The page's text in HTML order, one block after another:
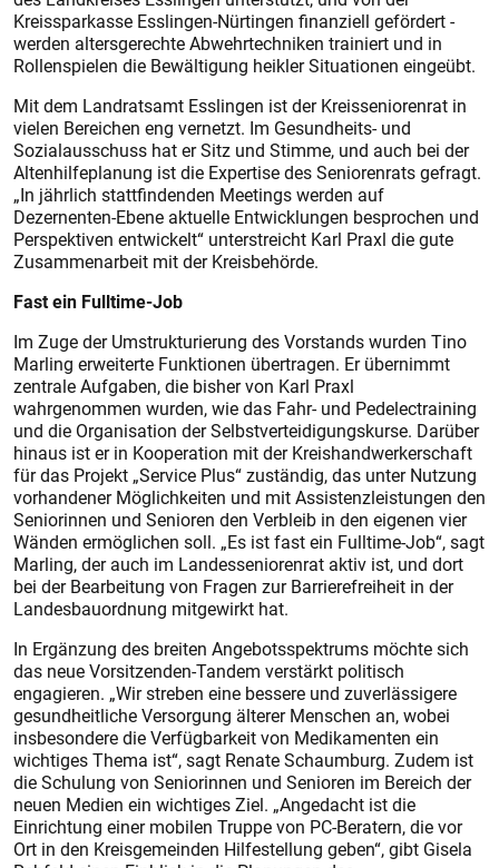
Kreissparkasse Esslingen-Nürtingen finanziell gefördert -
werden altersgerechte Abwehrtechniken trainiert und in
Rollenspielen die Bewältigung heikler Situationen eingeübt.
Mit dem Landratsamt Esslingen ist der Kreisseniorenrat in
vielen Bereichen eng vernetzt. Im Gesundheits- und
Sozialausschuss hat er Sitz und Stimme, und auch bei der
Altenhilfeplanung ist die Expertise des Seniorenrats gefragt.
„In jährlich stattfindenden Meetings werden auf
Dezernenten-Ebene aktuelle Entwicklungen besprochen und
Perspektiven entwickelt“ unterstreicht Karl Praxl die gute
Zusammenarbeit mit der Kreisbehörde.
Fast ein Fulltime-Job
Im Zuge der Umstrukturierung des Vorstands wurden Tino
Marling erweiterte Funktionen übertragen. Er übernimmt
zentrale Aufgaben, die bisher von Karl Praxl
wahrgenommen wurden, wie das Fahr- und Pedelectraining
und die Organisation der Selbstverteidigungskurse. Darüber
hinaus ist er in Kooperation mit der Kreishandwerkerschaft
für das Projekt „Service Plus“ zuständig, das unter Nutzung
vorhandener Möglichkeiten und mit Assistenzleistungen den
Seniorinnen und Senioren den Verbleib in den eigenen vier
Wänden ermöglichen soll. „Es ist fast ein Fulltime-Job“, sagt
Marling, der auch im Landesseniorenrat aktiv ist, und dort
bei der Bearbeitung von Fragen zur Barrierefreiheit in der
Landesbauordnung mitgewirkt hat.
In Ergänzung des breiten Angebotsspektrums möchte sich
das neue Vorsitzenden-Tandem verstärkt politisch
engagieren. „Wir streben eine bessere und zuverlässigere
gesundheitliche Versorgung älterer Menschen an, wobei
insbesondere die Verfügbarkeit von Medikamenten ein
wichtiges Thema ist“, sagt Renate Schaumburg. Zudem ist
die Schulung von Seniorinnen und Senioren im Bereich der
neuen Medien ein wichtiges Ziel. „Angedacht ist die
Einrichtung einer mobilen Truppe von PC-Beratern, die vor
Ort in den Kreisgemeinden Hilfestellung geben“, gibt Gisela